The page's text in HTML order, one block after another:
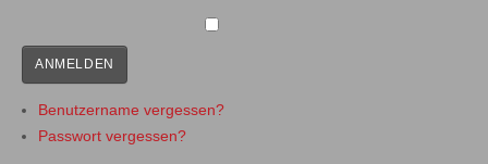
ANMELDEN
Benutzername vergessen?
Passwort vergessen?